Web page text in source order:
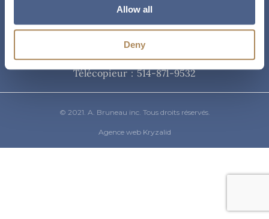
Allow all
Deny
Téléphone
514-871-9821/ 1-800-361-8487
Télécopieur : 514-871-9532
© 2021. A. Bruneau inc. Tous droits réservés.
Agence web Kryzalid